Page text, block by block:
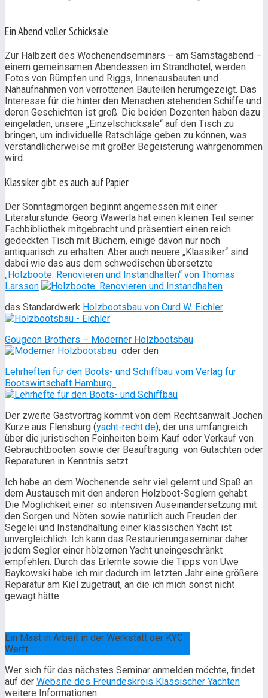
Ein Abend voller Schicksale
Zur Halbzeit des Wochenendseminars – am Samstagabend –
einem gemeinsamen Abendessen im Strandhotel, werden
Fotos von Rümpfen und Riggs, Innenausbauten und
Nahaufnahmen von verrottenen Bauteilen herumgezeigt. Das
Interesse für die hinter den Menschen stehenden Schiffe und
deren Geschichten ist groß. Die beiden Dozenten haben dazu
eingeladen, unsere „Einzelschicksale“ auf den Tisch zu
bringen, um individuelle Ratschläge geben zu können, was
verständlicherweise mit großer Begeisterung wahrgenommen
wird.
Klassiker gibt es auch auf Papier
Der Sonntagmorgen beginnt angemessen mit einer
Literaturstunde. Georg Wawerla hat einen kleinen Teil seiner
Fachbibliothek mitgebracht und präsentiert einen reich
gedeckten Tisch mit Büchern, einige davon nur noch
antiquarisch zu erhalten. Aber auch neuere „Klassiker“ sind
dabei wie das aus dem schwedischen übersetzte
„Holzboote: Renovieren und Instandhalten“ von Thomas
Larsson
das Standardwerk Holzbootsbau von Curd W. Eichler
Gougeon Brothers – Moderner Holzbootsbau
oder den
Lehrheften für den Boots- und Schiffbau vom Verlag für
Bootswirtschaft Hamburg.
Der zweite Gastvortrag kommt von dem Rechtsanwalt Jochen
Kurze aus Flensburg (yacht-recht.de), der uns umfangreich
über die juristischen Feinheiten beim Kauf oder Verkauf von
Gebrauchtbooten sowie der Beauftragung von Gutachten oder
Reparaturen in Kenntnis setzt.
Ich habe an dem Wochenende sehr viel gelernt und Spaß an
dem Austausch mit den anderen Holzboot-Seglern gehabt.
Die Möglichkeit einer so intensiven Auseinandersetzung mit
den Sorgen und Nöten sowie natürlich auch Freuden der
Segelei und Instandhaltung einer klassischen Yacht ist
unvergleichlich. Ich kann das Restaurierungsseminar daher
jedem Segler einer hölzernen Yacht uneingeschränkt
empfehlen. Durch das Erlernte sowie die Tipps von Uwe
Baykowski habe ich mir dadurch im letzten Jahr eine größere
Reparatur am Kiel zugetraut, an die ich mich sonst nicht
gewagt hätte.
Ein Mast in Arbeit in der Werkstatt der KYC
Werft
Wer sich für das nächstes Seminar anmelden möchte, findet
auf der Website des Freundeskreis Klassischer Yachten
weitere Informationen.